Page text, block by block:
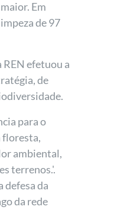
Em
de 97
REN efetuou a
de
para o
floresta,
ambiental,
terrenos.'.
defesa da
da rede